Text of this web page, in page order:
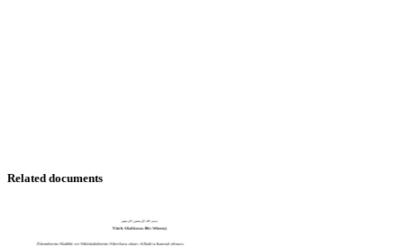
Related documents